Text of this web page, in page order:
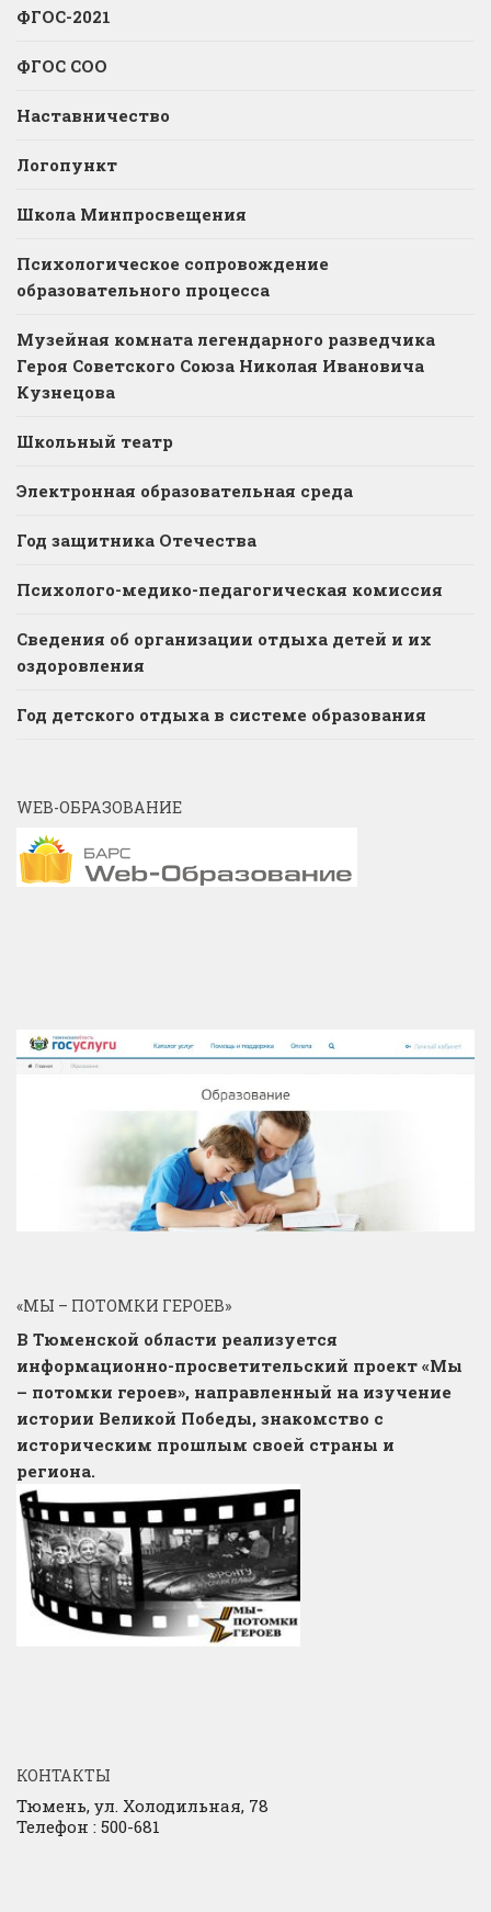
ФГОС-2021
ФГОС СОО
Наставничество
Логопункт
Школа Минпросвещения
Психологическое сопровождение
образовательного процесса
Музейная комната легендарного разведчика
Героя Советского Союза Николая Ивановича
Кузнецова
Школьный театр
Электронная образовательная среда
Год защитника Отечества
Психолого-медико-педагогическая комиссия
Сведения об организации отдыха детей и их
оздоровления
Год детского отдыха в системе образования
WEB-ОБРАЗОВАНИЕ
«МЫ – ПОТОМКИ ГЕРОЕВ»
В Тюменской области реализуется
информационно-просветительский проект «Мы
– потомки героев», направленный на изучение
истории Великой Победы, знакомство с
историческим прошлым своей страны и
региона.
КОНТАКТЫ
Тюмень, ул. Холодильная, 78
Телефон : 500-681